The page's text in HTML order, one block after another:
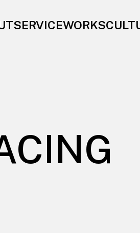
SERVICEWORKS